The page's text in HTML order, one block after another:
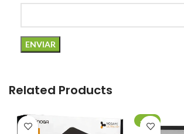
Related Products
-20%